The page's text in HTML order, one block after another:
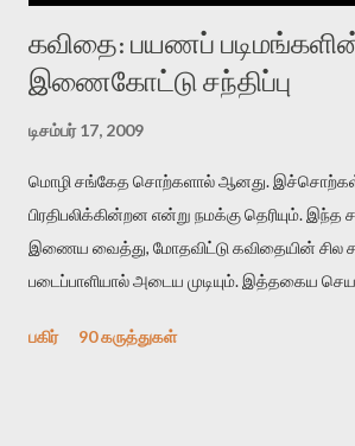
கவிதை: பயணப்
இணைகோட்டு சந்திப்பு
டிசம்பர் 17, 2009
மொழி சங்கேத சொற்களால் ஆனது.
பிரதிபலிக்கின்றன என்று நமக்கு தெரியும்.
இணைய வைத்து, மோதவிட்டு கவிதையின் சில
படைப்பாளியால் அடைய முடியும். இத்தகைய
காலத்தில் ஜாலவித்தைக்காரர்கள் வந்து போன
பகிர் 90 கருத்துகள்